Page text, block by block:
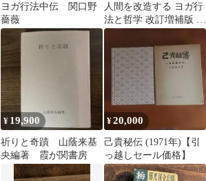
ヨガ行法中伝 関口野
薔薇
人間を改造する ヨガ行
法と哲学 改訂増補版 沖
正弘著
¥ 19,900
祈りと奇蹟 山蔭来基
央編著 霞が関書房
¥20,000
己貴秘伝 (1971年)【引
っ越しセール価格】